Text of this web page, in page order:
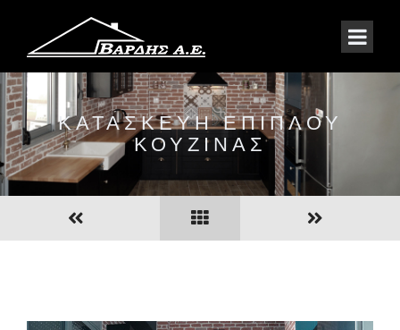
ΚΑΤΑΣΚΕΥΗ ΕΠΙΠΛΟΥ
ΚΟΥΖΙΝΑΣ